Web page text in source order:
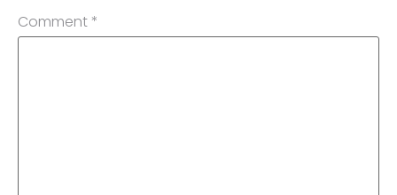
Comment *